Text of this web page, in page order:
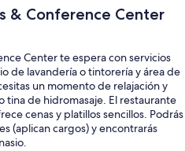
& Conference Center
Center te espera con servicios
de lavandería o tintorería y área de
un momento de relajación y
tina de hidromasaje. El restaurante
cenas y platillos sencillos. Podrás
(aplican cargos) y encontrarás